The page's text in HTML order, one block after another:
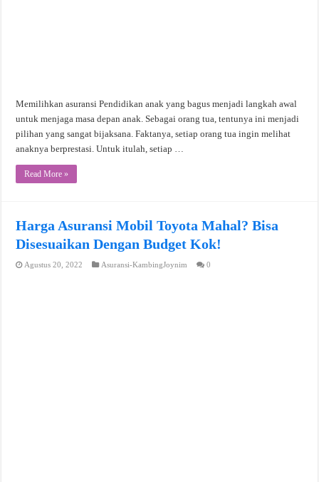
Memilihkan asuransi Pendidikan anak yang bagus menjadi langkah awal
untuk menjaga masa depan anak. Sebagai orang tua, tentunya ini menjadi
pilihan yang sangat bijaksana. Faktanya, setiap orang tua ingin melihat
anaknya berprestasi. Untuk itulah, setiap …
Read More »
Harga Asuransi Mobil Toyota Mahal? Bisa
Disesuaikan Dengan Budget Kok!
Agustus 20, 2022 Asuransi-KambingJoynim 0